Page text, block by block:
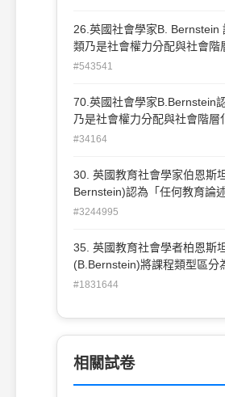
導 (B)評鑑 (C)診斷 (D)溝通
26.英國社會學家B. Bernstein
類乃是社會權力分配與社會階
請問以下哪項不是聚集型
係較不平等 (C)學生自主性降低 (D)消弭社
會階層界線
#543541
70.英國社會學家B.Bernstein
乃是社會權力分配與社會階層
問以下哪一項不是統合型
生關係較為平等(C)學生自主性
社會現狀
#34164
30. 英國教育社會學家伯恩斯
Bernstein)認為「任何教育論
再製的問題」，像物理學到物
有權力的作用。當中「從原初
知識轉成課本知識」是其提出
#3244995
35. 英國教育社會學者柏恩斯坦
(B.Bernstein)將課程類型區分
和「聚集型」，下列對此兩類
(B)聚集型課程屬強分類強架構 (C)統整
挑戰社會現狀，藉課程消弭社
社會的權力分配
#1831644
相關試卷